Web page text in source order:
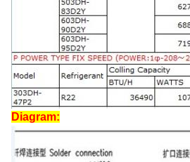
Diagram: